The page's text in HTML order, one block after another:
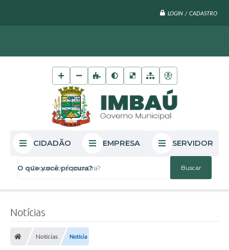
LOGIN / CADASTRO
O que você procura?
CIDADÃO EMPRESA SERVIDOR
Notícias
Notícias Notícia